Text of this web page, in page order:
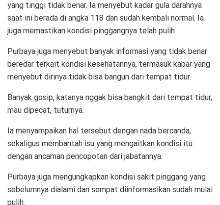
yang tinggi tidak benar. Ia menyebut kadar gula darahnya
saat ini berada di angka 118 dan sudah kembali normal. Ia
juga memastikan kondisi pinggangnya telah pulih
Purbaya juga menyebut banyak informasi yang tidak benar
beredar terkait kondisi kesehatannya, termasuk kabar yang
menyebut dirinya tidak bisa bangun dari tempat tidur.
Banyak gosip, katanya nggak bisa bangkit dari tempat tidur,
mau dipecat, tuturnya.
Ia menyampaikan hal tersebut dengan nada bercanda,
sekaligus membantah isu yang mengaitkan kondisi itu
dengan ancaman pencopotan dari jabatannya.
Purbaya juga mengungkapkan kondisi sakit pinggang yang
sebelumnya dialami dan sempat diinformasikan sudah mulai
pulih.